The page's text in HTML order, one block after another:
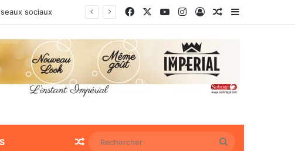
sociaux Facebook YouTubeInstagramConnexionArticle Aléatoire
Article Aléatoire